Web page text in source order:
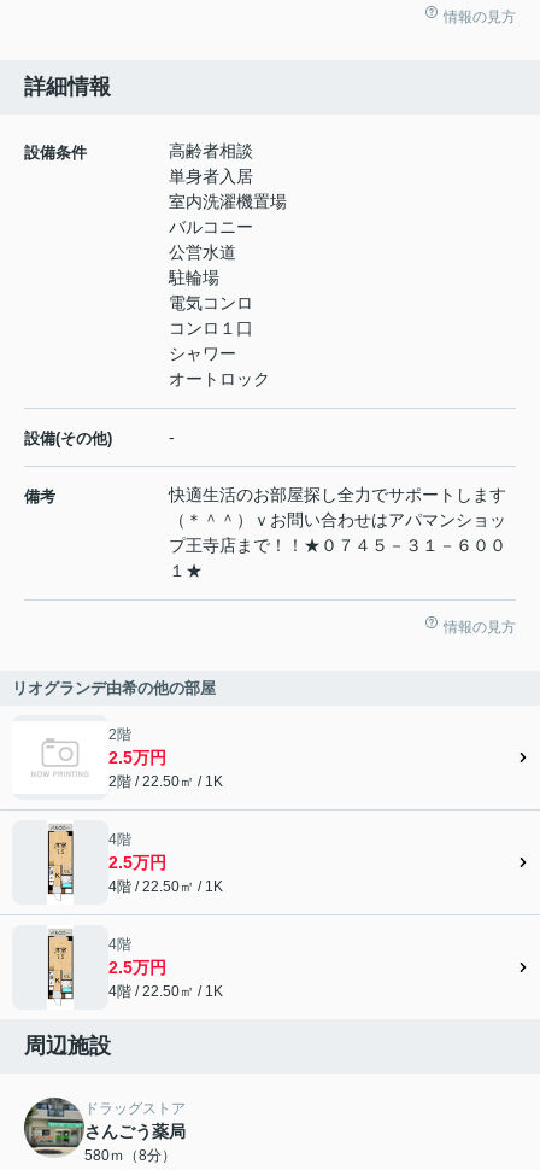
情報の見方
詳細情報
設備条件
高齢者相談
単身者入居
室内洗濯機置場
バルコニー
公営水道
駐輪場
電気コンロ
コンロ１口
シャワー
オートロック
設備(その他) -
備考
快適生活のお部屋探し全力でサポートします
（＊＾＾）ｖお問い合わせはアパマンショッ
プ王寺店まで！！★０７４５－３１－６００
１★
情報の見方
リオグランデ由希の他の部屋
2階
2.5万円
2階 / 22.50㎡ / 1K
4階
2.5万円
4階 / 22.50㎡ / 1K
4階
2.5万円
4階 / 22.50㎡ / 1K
周辺施設
ドラッグストア
さんごう薬局
580ｍ（8分）